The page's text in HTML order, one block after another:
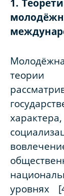
1.
теории
уровнях